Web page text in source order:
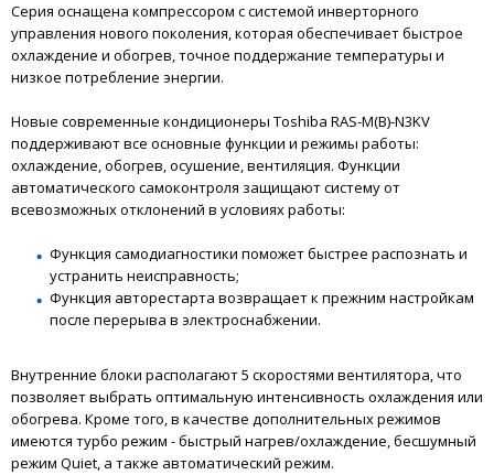
Серия оснащена компрессором с системой инверторного
управления нового поколения, которая обеспечивает быстрое
охлаждение и обогрев, точное поддержание температуры и
низкое потребление энергии.
Новые современные кондиционеры Toshiba RAS-M(B)-N3KV
поддерживают все основные функции и режимы работы:
охлаждение, обогрев, осушение, вентиляция. Функции
автоматического самоконтроля защищают систему от
всевозможных отклонений в условиях работы:
Функция самодиагностики поможет быстрее распознать и
устранить неисправность;
Функция авторестарта возвращает к прежним настройкам
после перерыва в электроснабжении.
Внутренние блоки располагают 5 скоростями вентилятора, что
позволяет выбрать оптимальную интенсивность охлаждения или
обогрева. Кроме того, в качестве дополнительных режимов
имеются турбо режим - быстрый нагрев/охлаждение, бесшумный
режим Quiet, а также автоматический режим.